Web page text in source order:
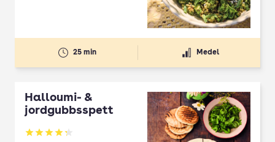
25 min Medel
Halloumi- &
jordgubbsspett
Betyg: 4.3 av 5